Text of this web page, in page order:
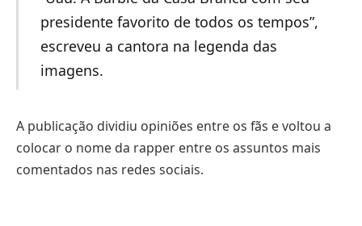
presidente favorito de todos os tempos”,
escreveu a cantora na legenda das
imagens.
A publicação dividiu opiniões entre os fãs e voltou a
colocar o nome da rapper entre os assuntos mais
comentados nas redes sociais.